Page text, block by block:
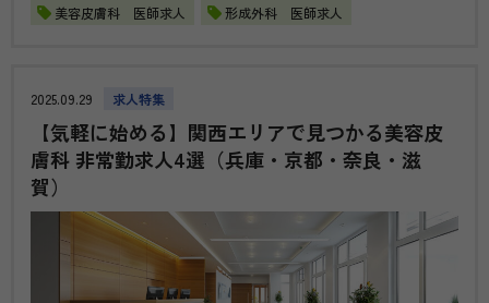
美容皮膚科 医師求人
形成外科 医師求人
2025.09.29 求人特集
【気軽に始める】関西エリアで見つかる美容皮
膚科 非常勤求人4選（兵庫・京都・奈良・滋
賀）